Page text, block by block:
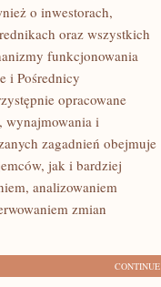
o inwestorach,
oraz wszystkich
funkcjonowania
i Pośrednicy
opracowane
wynajmowania i
zagadnień obejmuje
jak i bardziej
analizowaniem
zmian
CONTINUE